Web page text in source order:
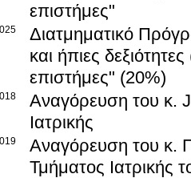
επιστήμες"
Διατμηματικό
και ήπιες
επιστήμες" (20%)
Αναγόρευση του κ. John
Ιατρικής
Αναγόρευση του κ.
Τμήματος Ιατρικής